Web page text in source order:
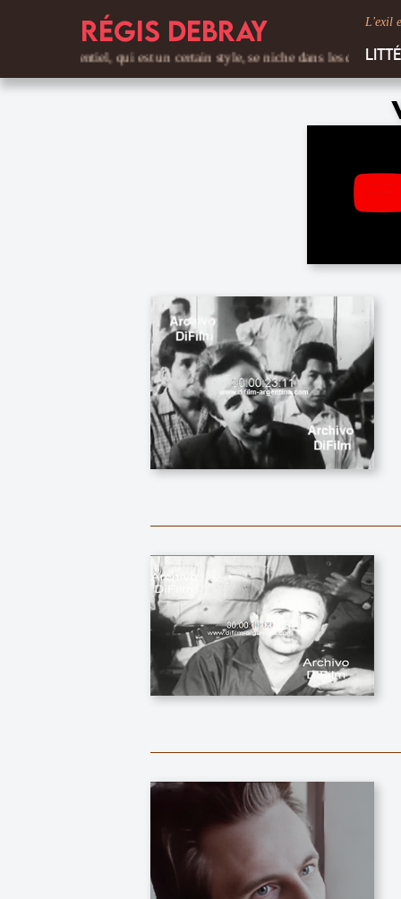
Régis Debray L'exil
qui est un certain style, se niche dans les détails. C'est le ton